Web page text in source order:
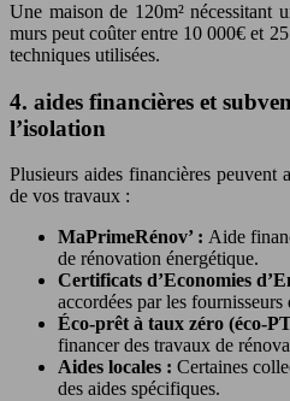
Une maison de 120m² nécessitant
murs peut coûter entre 10 000€ et
techniques utilisées.
4. aides financières et
l’isolation
Plusieurs aides financières peuvent
de vos travaux :
MaPrimeRénov’ : Aide
de rénovation énergétique.
Certificats d’Economies
accordées par les fournisseurs
Éco-prêt à taux zéro (éco-
financer des travaux de
Aides locales : Certaines
des aides spécifiques.